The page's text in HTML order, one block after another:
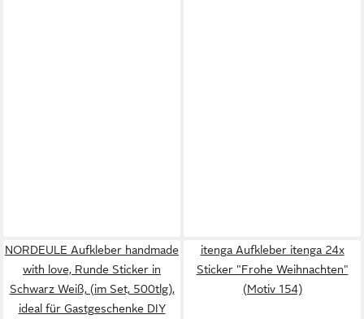
NORDEULE Aufkleber handmade
with love, Runde Sticker in
Schwarz Weiß, (im Set, 500tlg),
ideal für Gastgeschenke DIY
itenga Aufkleber itenga 24x
Sticker "Frohe Weihnachten"
(Motiv 154)